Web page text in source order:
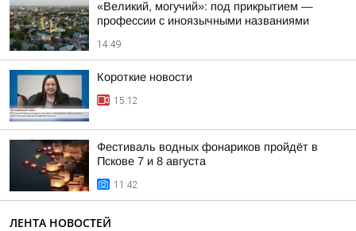
«Великий, могучий»: под прикрытием —
профессии с иноязычными названиями
14:49
Короткие новости
15:12
Фестиваль водных фонариков пройдёт в
Пскове 7 и 8 августа
11:42
ЛЕНТА НОВОСТЕЙ